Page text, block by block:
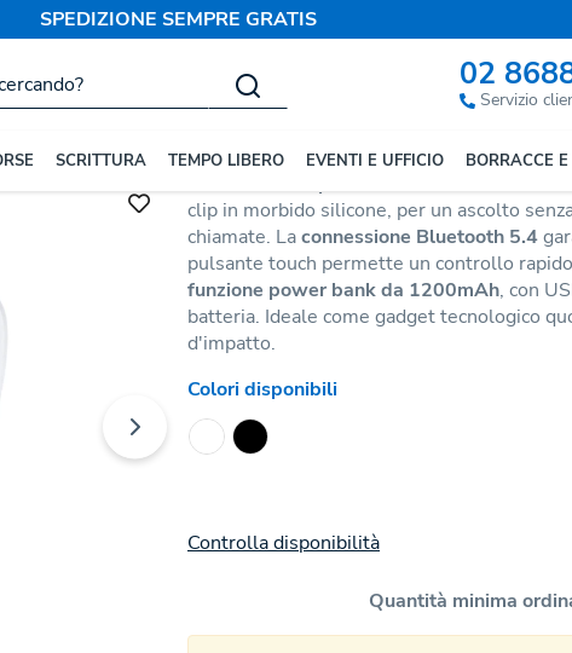
SPEDIZIONE SEMPRE GRATIS
02
Servizio
SCRITTURA TEMPO LIBERO EVENTI E UFFICIO BORRACCE
Auricolari e Cuffie
Auricolari Power Bank
Haxel offrono una
clip in morbido silicone, per un ascolto
chiamate. Laconnessione Bluetooth 5.4
pulsante touch permette un controllo
funzione power bank da 1200mAh, con
batteria. Ideale come gadget tecnologico
d'impatto.
Colori disponibili
Controlla disponibilità
Quantità minima